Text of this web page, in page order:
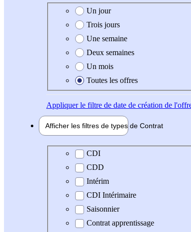
Date de création de l'offre
Un jour
Trois jours
Une semaine
Deux semaines
Un mois
Toutes les offres
Appliquerle filtre de date de création de
Afficher les filtres de types de Contrat
Type de contrat
CDI
CDD
Intérim
CDI Intérimaire
Saisonnier
Contrat apprentissage